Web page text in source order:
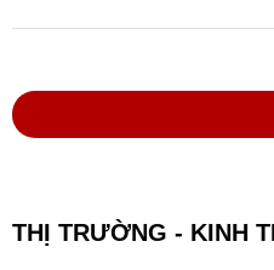
THỊ TRƯỜNG - KINH